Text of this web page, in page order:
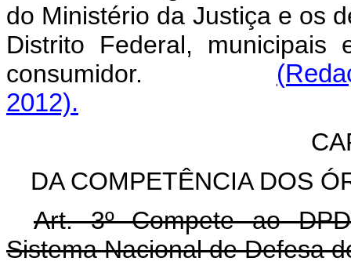
do Ministério da Justiça e os
Distrito Federal,
consumidor.
2012).
DA COMPETÊNCIA DOS
Art. 3º Compete ao
Sistema Nacional de Defesa